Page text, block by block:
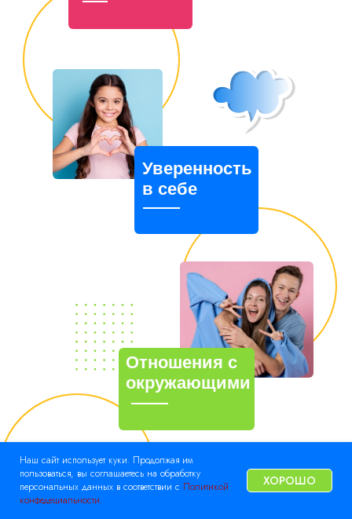
Наш сайт использует куки. Продолжая им
пользоваться, вы соглашаетесь на обработку
персональных данных в соответствии с Политикой
конфедециальности.
ХОРОШО
Уверенность
в себе
Отношения с
окружающими